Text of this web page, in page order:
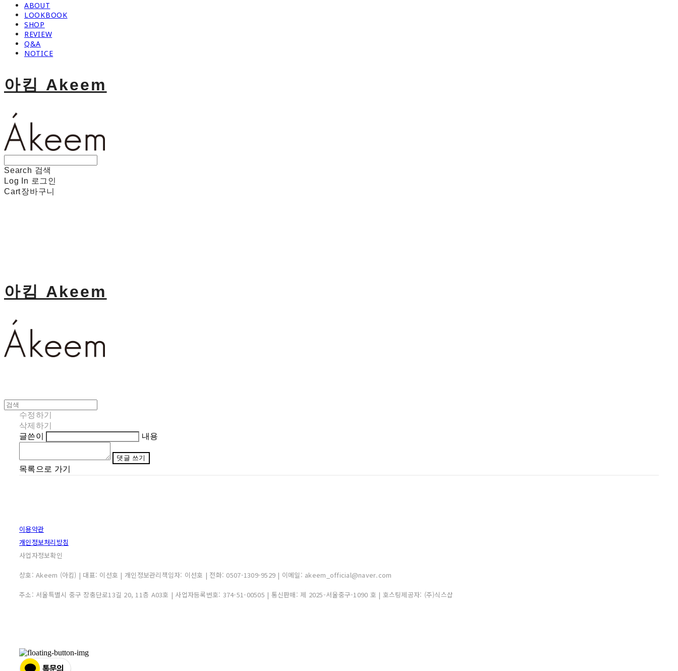
ABOUT
LOOKBOOK
SHOP
REVIEW
Q&A
NOTICE
아킴 Akeem
Search 검색
Log In 로그인
Cart장바구니
아킴 Akeem
수정하기
삭제하기
글쓴이
내용
댓글 쓰기
목록으로 가기
이용약관
개인정보처리방침
사업자정보확인
상호: Akeem (아킴) | 대표: 이선호 | 개인정보관리책임자: 이선호 | 전화: 0507-1309-9529 | 이메일: akeem_official@naver.com
주소: 서울특별시 중구 장충단로13길 20, 11층 A03호 | 사업자등록번호: 374-51-00505 | 통신판매: 제 2025-서울중구-1090 호 | 호스팅제공자: (주)식스샵